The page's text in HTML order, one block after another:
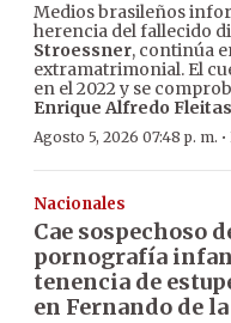
Medios brasileños
herencia del fallecido
Stroessner, continúa
extramatrimonial. El
en el 2022 y se
Enrique Alfredo Fleitas
Agosto 5, 2026 07:48 p. m. ·
Nacionales
Cae sospechoso
pornografía
tenencia de
en Fernando de